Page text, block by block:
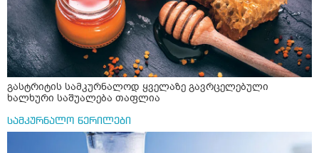
დილაობით.ვერვიფებვეტაფერს.ნე ექიმების უსედც
ნეშიოდა და ურტიკარიის მერე საერთოდარმინდა
არავის გაგონება თუ შეძლებთ უბრალოდ მ8პასუხეთ
სეზოურაკერგუასთუ შეუძლია ასეთი რამ ფამოუწვიოს
დაროდია გადამუვლისთუ სეზონურიადავუტანჰე
გასტრიტის სამკურნალოდ ყველაზე გავრცელებული
ხალხური საშუალება თაფლია
სამკურნალო წერილები